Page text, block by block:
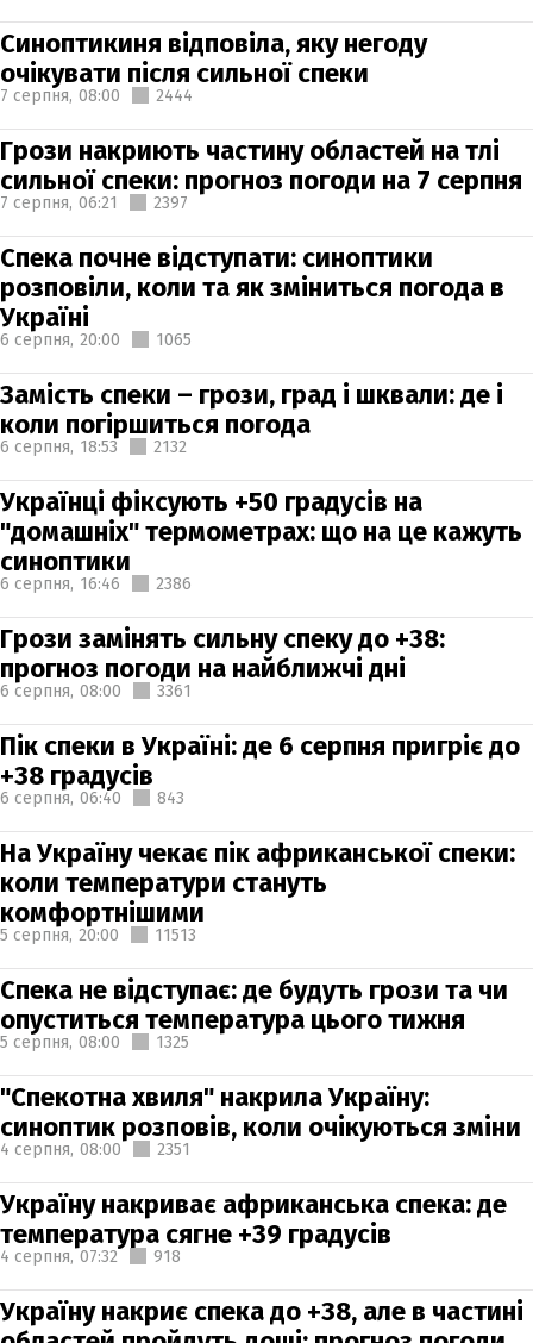
Синоптикиня відповіла, яку негоду
очікувати після сильної спеки
7 серпня, 08:00 2444
Грози накриють частину областей на тлі
сильної спеки: прогноз погоди на 7 серпня
7 серпня, 06:21 2397
Спека почне відступати: синоптики
розповіли, коли та як зміниться погода в
Україні
6 серпня, 20:00 1065
Замість спеки – грози, град і шквали: де і
коли погіршиться погода
6 серпня, 18:53 2132
Українці фіксують +50 градусів на
"домашніх" термометрах: що на це кажуть
синоптики
6 серпня, 16:46 2386
Грози замінять сильну спеку до +38:
прогноз погоди на найближчі дні
6 серпня, 08:00 3361
Пік спеки в Україні: де 6 серпня пригріє до
+38 градусів
6 серпня, 06:40 843
На Україну чекає пік африканської спеки:
коли температури стануть
комфортнішими
5 серпня, 20:00 11513
Спека не відступає: де будуть грози та чи
опуститься температура цього тижня
5 серпня, 08:00 1325
"Спекотна хвиля" накрила Україну:
синоптик розповів, коли очікуються зміни
4 серпня, 08:00 2351
Україну накриває африканська спека: де
температура сягне +39 градусів
4 серпня, 07:32 918
Україну накриє спека до +38, але в частині